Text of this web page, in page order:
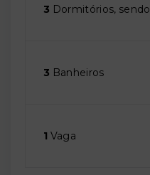
3 Dormitórios, sendo
3 Banheiros
1 Vaga